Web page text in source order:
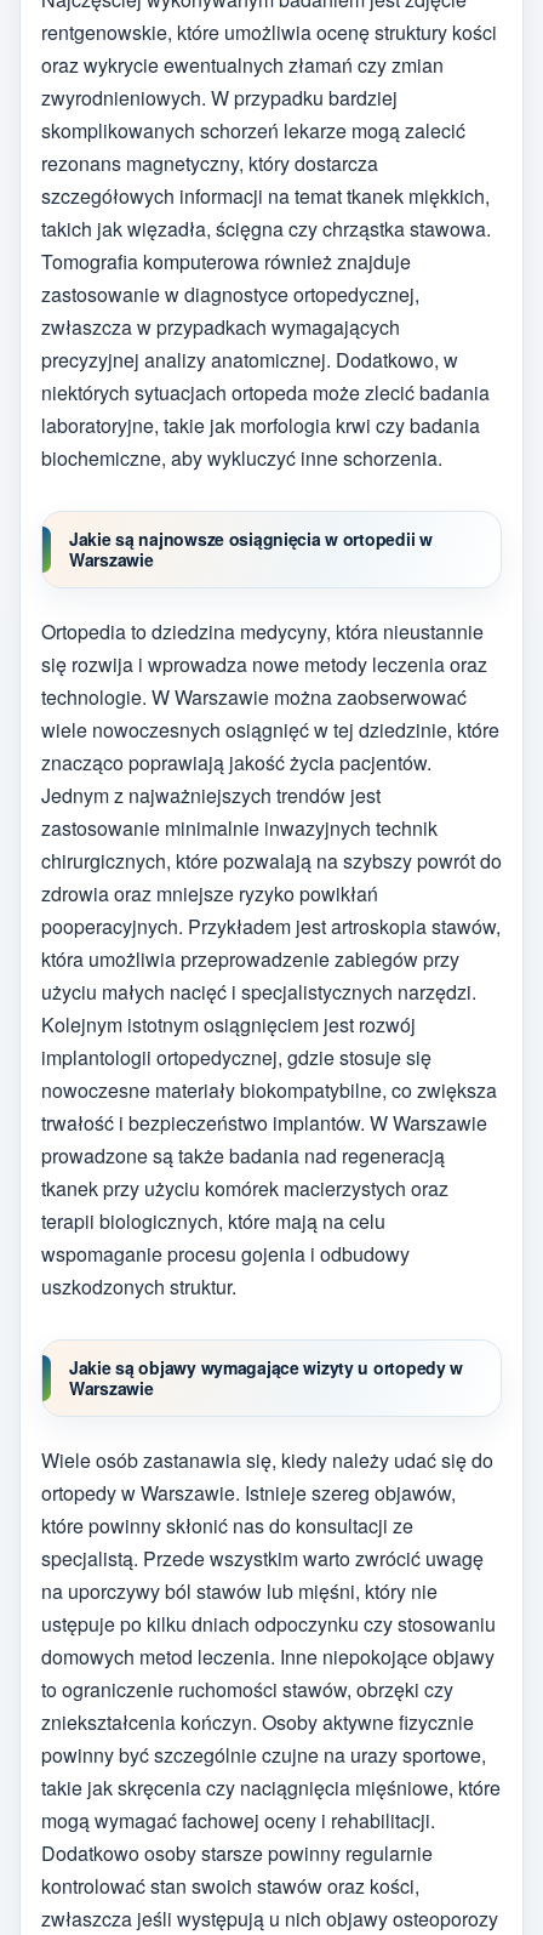
rentgenowskie, które umożliwia ocenę struktury kości
oraz wykrycie ewentualnych złamań czy zmian
zwyrodnieniowych. W przypadku bardziej
skomplikowanych schorzeń lekarze mogą zalecić
rezonans magnetyczny, który dostarcza
szczegółowych informacji na temat tkanek miękkich,
takich jak więzadła, ścięgna czy chrząstka stawowa.
Tomografia komputerowa również znajduje
zastosowanie w diagnostyce ortopedycznej,
zwłaszcza w przypadkach wymagających
precyzyjnej analizy anatomicznej. Dodatkowo, w
niektórych sytuacjach ortopeda może zlecić badania
laboratoryjne, takie jak morfologia krwi czy badania
biochemiczne, aby wykluczyć inne schorzenia.
Jakie są najnowsze osiągnięcia w ortopedii w
Warszawie
Ortopedia to dziedzina medycyny, która nieustannie
się rozwija i wprowadza nowe metody leczenia oraz
technologie. W Warszawie można zaobserwować
wiele nowoczesnych osiągnięć w tej dziedzinie, które
znacząco poprawiają jakość życia pacjentów.
Jednym z najważniejszych trendów jest
zastosowanie minimalnie inwazyjnych technik
chirurgicznych, które pozwalają na szybszy powrót do
zdrowia oraz mniejsze ryzyko powikłań
pooperacyjnych. Przykładem jest artroskopia stawów,
która umożliwia przeprowadzenie zabiegów przy
użyciu małych nacięć i specjalistycznych narzędzi.
Kolejnym istotnym osiągnięciem jest rozwój
implantologii ortopedycznej, gdzie stosuje się
nowoczesne materiały biokompatybilne, co zwiększa
trwałość i bezpieczeństwo implantów. W Warszawie
prowadzone są także badania nad regeneracją
tkanek przy użyciu komórek macierzystych oraz
terapii biologicznych, które mają na celu
wspomaganie procesu gojenia i odbudowy
uszkodzonych struktur.
Jakie są objawy wymagające wizyty u ortopedy w
Warszawie
Wiele osób zastanawia się, kiedy należy udać się do
ortopedy w Warszawie. Istnieje szereg objawów,
które powinny skłonić nas do konsultacji ze
specjalistą. Przede wszystkim warto zwrócić uwagę
na uporczywy ból stawów lub mięśni, który nie
ustępuje po kilku dniach odpoczynku czy stosowaniu
domowych metod leczenia. Inne niepokojące objawy
to ograniczenie ruchomości stawów, obrzęki czy
zniekształcenia kończyn. Osoby aktywne fizycznie
powinny być szczególnie czujne na urazy sportowe,
takie jak skręcenia czy naciągnięcia mięśniowe, które
mogą wymagać fachowej oceny i rehabilitacji.
Dodatkowo osoby starsze powinny regularnie
kontrolować stan swoich stawów oraz kości,
zwłaszcza jeśli występują u nich objawy osteoporozy